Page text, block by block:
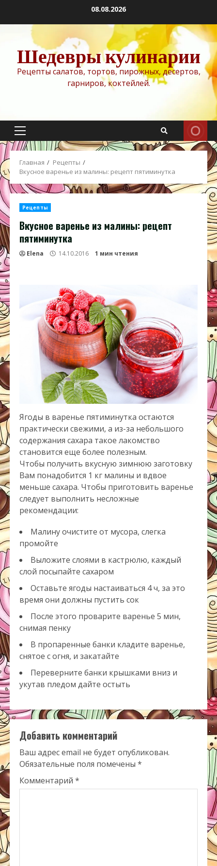
содержимому
08.08.2026
Шедевры кулинарии
Рецепты салатов, тортов, пирожных, десертов,
гарниров, коктейлей.
Основное
меню
Главная
Рецепты
Вкусное варенье из малины: рецепт пятиминутка
Рецепты
Вкусное варенье из малины: рецепт
пятиминутка
Elena 14.10.2016 1 мин чтения
Ягоды в варенье пятиминутка остаются
практически свежими, а из-за небольшого
содержания сахара такое лакомство
становится еще более полезным.
Чтобы получить вкусную зимнюю заготовку
Вам понадобится 1 кг малины и вдвое
меньше сахара. Чтобы приготовить варенье
следует выполнить несложные
рекомендации:
Малину очистите от мусора, слегка
промойте
Выложите слоями в кастрюлю, каждый
слой посыпайте сахаром
Оставьте ягоды настаиваться 4 ч, за это
время они должны пустить сок
После этого проварите варенье 5 мин,
снимая пенку
В пропаренные банки кладите варенье,
снятое с огня, и закатайте
Переверните банки крышками вниз и
укутав пледом дайте остыть
Добавить комментарий
Ваш адрес email не будет опубликован.
Обязательные поля помечены *
Комментарий *